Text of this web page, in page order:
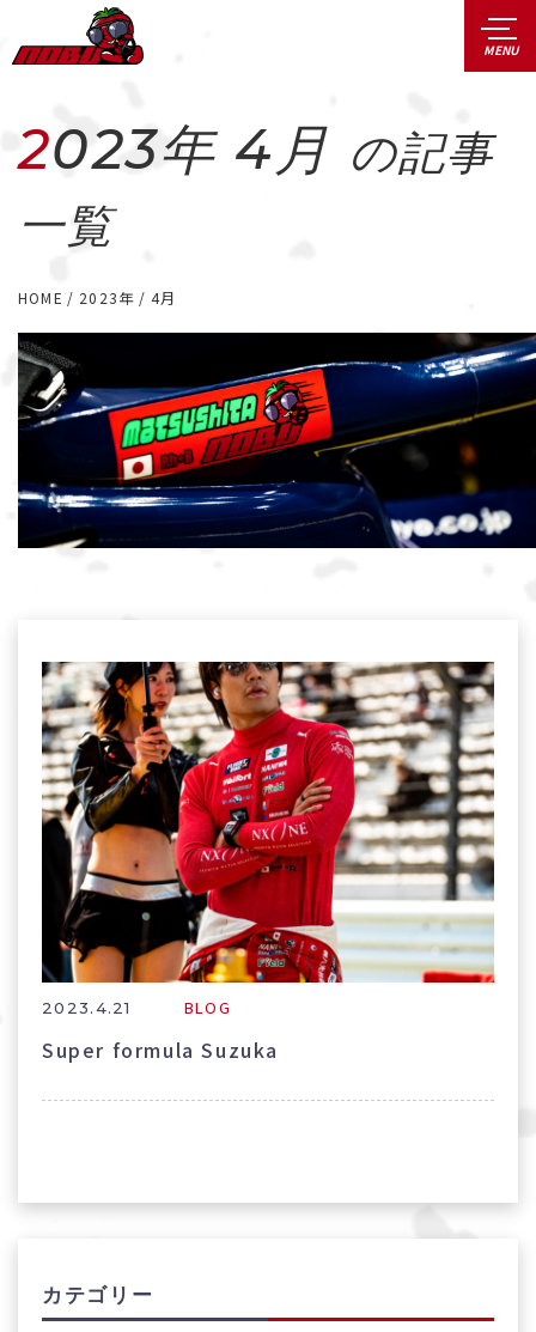
2023年 4月 の記事
一覧
HOME 2023年 4月
2023.4.21 BLOG
Super formula Suzuka
カテゴリー